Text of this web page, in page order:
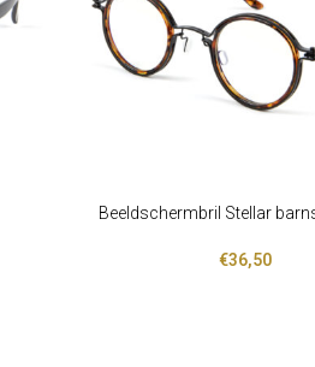
LEES VERDER
Beeldschermbril Stellar
€36,50